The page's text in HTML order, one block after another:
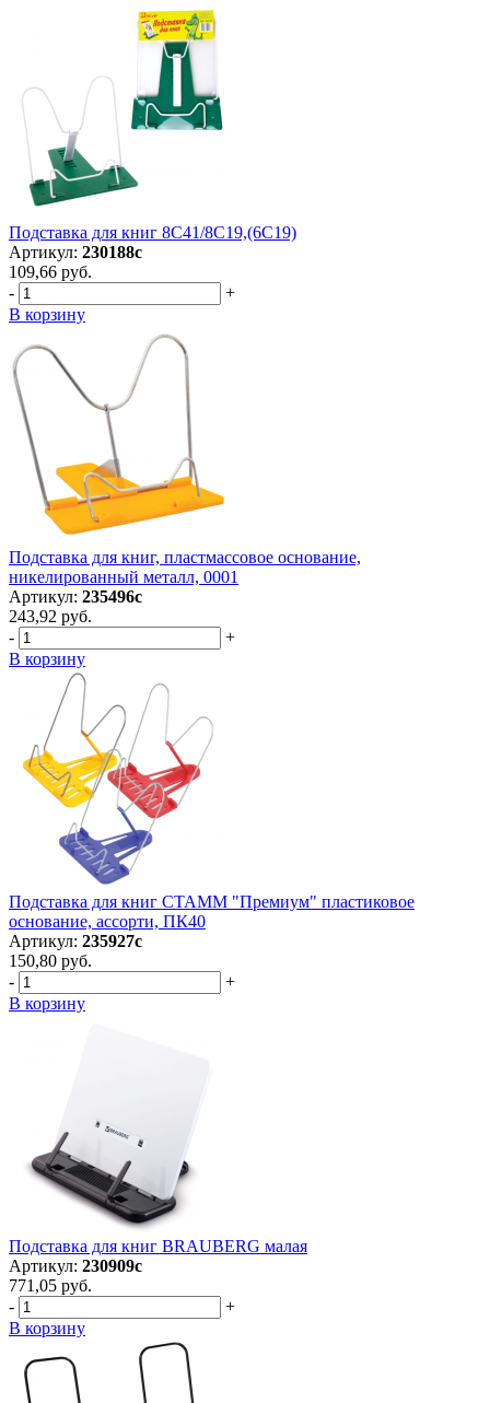
Подставка для книг 8С41/8С19,(6С19)
Артикул: 230188с
109,66 руб.
-
+
В корзину
Подставка для книг, пластмассовое основание,
никелированный металл, 0001
Артикул: 235496с
243,92 руб.
-
+
В корзину
Подставка для книг СТАММ "Премиум" пластиковое
основание, ассорти, ПК40
Артикул: 235927с
150,80 руб.
-
+
В корзину
Подставка для книг BRAUBERG малая
Артикул: 230909с
771,05 руб.
-
+
В корзину